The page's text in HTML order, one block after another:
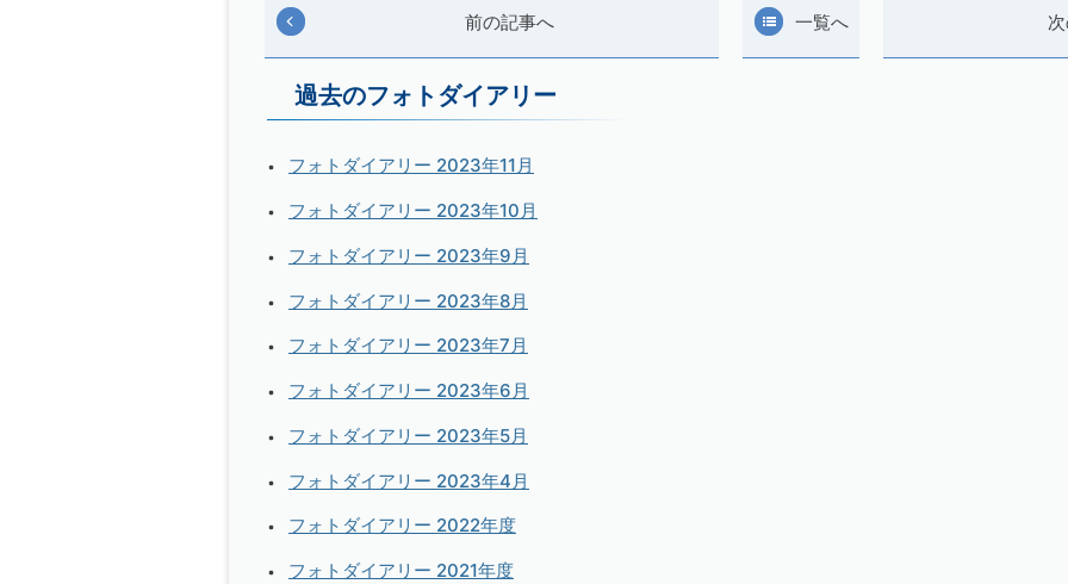
前の記事へ 一覧へ
過去のフォトダイアリー
フォトダイアリー 2023年11月
フォトダイアリー 2023年10月
フォトダイアリー 2023年9月
フォトダイアリー 2023年8月
フォトダイアリー 2023年7月
フォトダイアリー 2023年6月
フォトダイアリー 2023年5月
フォトダイアリー 2023年4月
フォトダイアリー 2022年度
フォトダイアリー 2021年度